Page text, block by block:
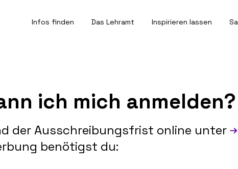
Infos finden Das Lehramt Inspirieren lassen
ich mich anmelden?
der Ausschreibungsfrist online unter
benötigst du: